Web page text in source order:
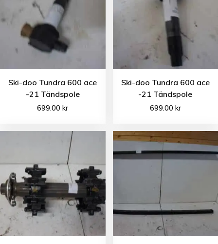
Ski-doo Tundra 600 ace
-21 Tändspole
699.00kr
Ski-doo Tundra 600 ace
-21 Tändspole
699.00 kr